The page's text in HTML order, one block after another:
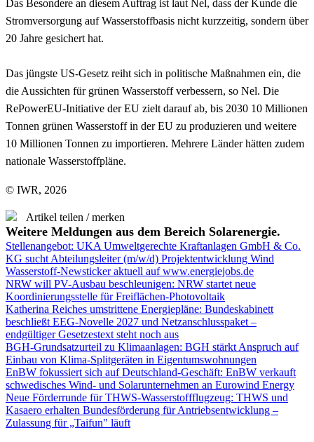
Das Besondere an diesem Auftrag ist laut Nel, dass der Kunde die
Stromversorgung auf Wasserstoffbasis nicht kurzzeitig, sondern über
20 Jahre gesichert hat.
Das jüngste US-Gesetz reiht sich in politische Maßnahmen ein, die
die Aussichten für grünen Wasserstoff verbessern, so Nel. Die
RePowerEU-Initiative der EU zielt darauf ab, bis 2030 10 Millionen
Tonnen grünen Wasserstoff in der EU zu produzieren und weitere
10 Millionen Tonnen zu importieren. Mehrere Länder hätten zudem
nationale Wasserstoffpläne.
© IWR, 2026
Artikel teilen / merken
Weitere Meldungen aus dem Bereich Solarenergie.
Stellenangebot: UKA Umweltgerechte Kraftanlagen GmbH & Co.
KG sucht Abteilungsleiter (m/w/d) Projektentwicklung Wind
Wasserstoff-Newsticker aktuell auf www.energiejobs.de
NRW will PV-Ausbau beschleunigen: NRW startet neue
Koordinierungsstelle für Freiflächen-Photovoltaik
Katherina Reiches umstrittene Energiepläne: Bundeskabinett
beschließt EEG-Novelle 2027 und Netzanschlusspaket –
endgültiger Gesetzestext steht noch aus
BGH-Grundsatzurteil zu Klimaanlagen: BGH stärkt Anspruch auf
Einbau von Klima-Splitgeräten in Eigentumswohnungen
EnBW fokussiert sich auf Deutschland-Geschäft: EnBW verkauft
schwedisches Wind- und Solarunternehmen an Eurowind Energy
Neue Förderrunde für THWS-Wasserstoffflugzeug: THWS und
Kasaero erhalten Bundesförderung für Antriebsentwicklung –
Zulassung für „Taifun" läuft